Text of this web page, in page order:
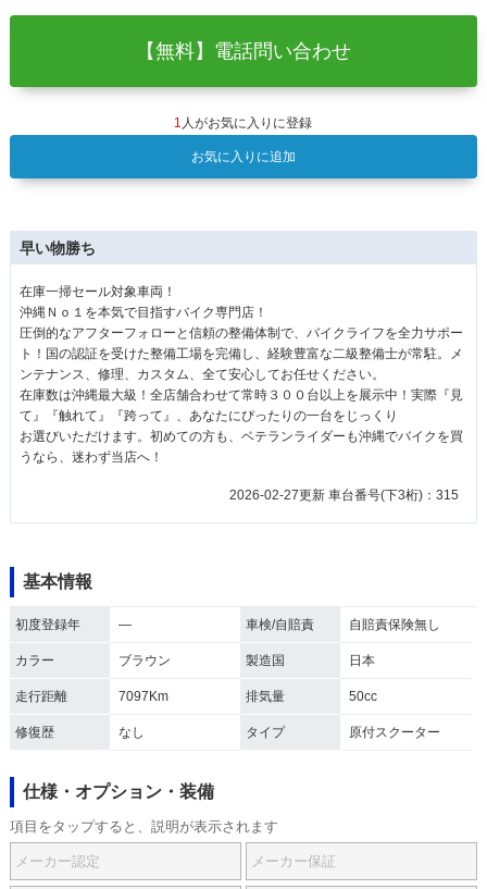
【無料】電話問い合わせ
1 人がお気に入りに登録
お気に入りに追加
早い物勝ち
在庫一掃セール対象車両！
沖縄Ｎｏ１を本気で目指すバイク専門店！
圧倒的なアフターフォローと信頼の整備体制で、バイクライフを全力サポー
ト！国の認証を受けた整備工場を完備し、経験豊富な二級整備士が常駐。メ
ンテナンス、修理、カスタム、全て安心してお任せください。
在庫数は沖縄最大級！全店舗合わせて常時３００台以上を展示中！実際『見
て』『触れて』『跨って』、あなたにぴったりの一台をじっくり
お選びいただけます。初めての方も、ベテランライダーも沖縄でバイクを買
うなら、迷わず当店へ！
2026-02-27更新 車台番号(下3桁)：315
基本情報
初度登録年 ― 車検/自賠責 自賠責保険無し
カラー ブラウン 製造国 日本
走行距離 7097Km 排気量 50cc
修復歴 なし タイプ 原付スクーター
仕様・オプション・装備
項目をタップすると、説明が表示されます
メーカー認定 メーカー保証